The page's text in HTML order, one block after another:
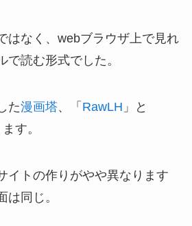
はなく、webブラウザ上で見れ
で読む形式でした。
た漫画塔、「 RawLH 」と
す。
イトの作りがやや異なります
は同じ。